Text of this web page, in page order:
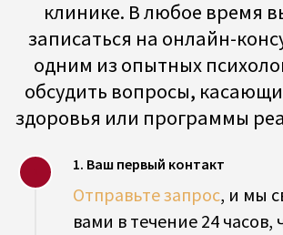
1. Ваш первый контакт
Отправьте запрос, и мы
вами в течение 24 часов,